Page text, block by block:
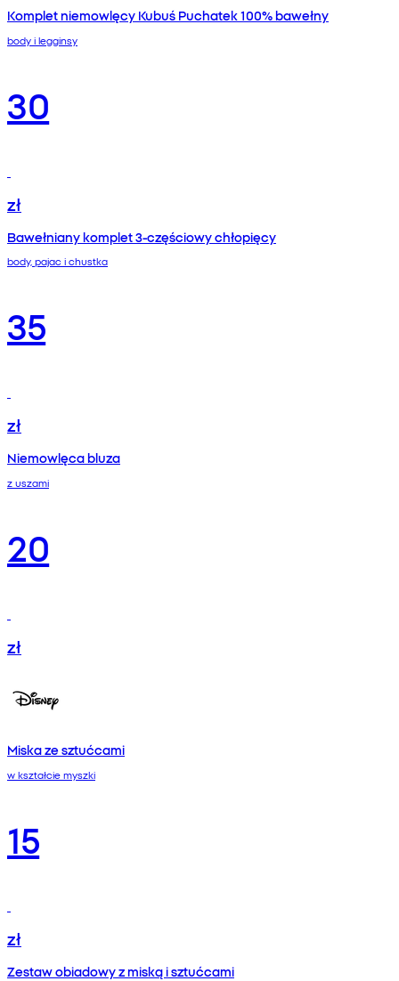
Komplet niemowlęcy Kubuś Puchatek 100% bawełny
body i legginsy
30
zł
Bawełniany komplet 3‑częściowy chłopięcy
body, pajac i chustka
35
zł
Niemowlęca bluza
z uszami
20
zł
Miska ze sztućcami
w kształcie myszki
15
zł
Zestaw obiadowy z miską i sztućcami